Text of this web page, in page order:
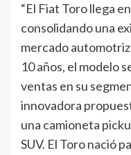
“El Fiat Toro llega
consolidando una
mercado
10 años, el modelo
ventas en su
innovadora
una camioneta
SUV. El Toro nació